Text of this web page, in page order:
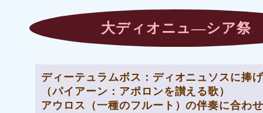
大ディオニュ―シア祭
ディーテュラムボス ：ディオニュソスに捧
（パイアーン：アポロンを讃える歌）
アウロス（一種のフルート）の伴奏に合わ